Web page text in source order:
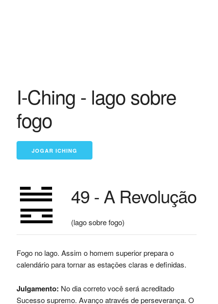
I-Ching - lago sobre
fogo
49 - A Revolução
(lago sobre fogo)
Fogo no lago. Assim o homem superior prepara o
calendário para tornar as estações claras e definidas.
Julgamento: No dia correto você será acreditado
Sucesso supremo. Avanço através de perseverança. O